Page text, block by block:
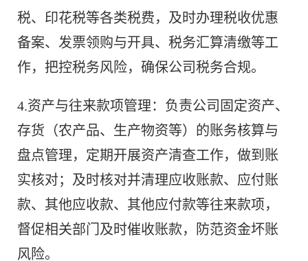
税、印花税等各类税费，及时办理税收优惠
备案、发票领购与开具、税务汇算清缴等工
作，把控税务风险，确保公司税务合规。
4.资产与往来款项管理：负责公司固定资产、
存货（农产品、生产物资等）的账务核算与
盘点管理，定期开展资产清查工作，做到账
实核对；及时核对并清理应收账款、应付账
款、其他应收款、其他应付款等往来款项，
督促相关部门及时催收账款，防范资金坏账
风险。